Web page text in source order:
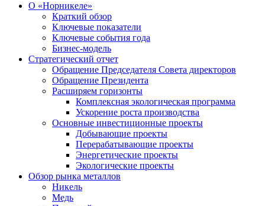
О «Норникеле»
Краткий обзор
Ключевые показатели
Ключевые события года
Бизнес-модель
Стратегический отчет
Обращение Председателя Совета директоров
Обращение Президента
Расширяем горизонты
Комплексная экологическая программа
Ускорение роста производства
Основные инвестиционные проекты
Добывающие проекты
Перерабатывающие проекты
Энергетические проекты
Экологические проекты
Обзор рынка металлов
Никель
Медь